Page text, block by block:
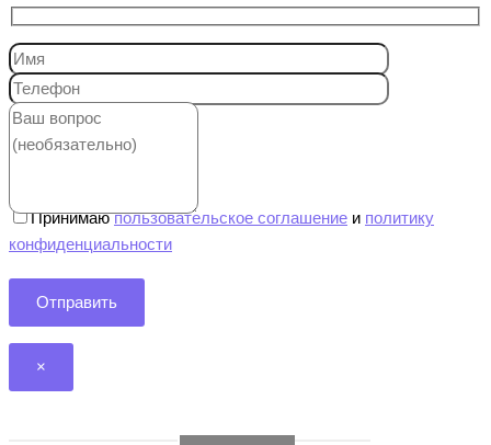
Принимаюпользовательское соглашение и политику
конфиденциальности
×